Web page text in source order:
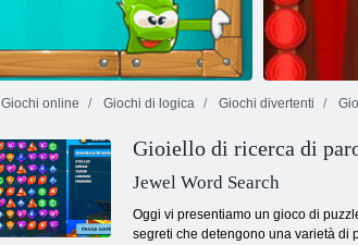
Il mondo delle parole di riempimento
Il mio libro di
avventura 2
Classic
Giochi online Giochi di logica Giochi divertenti
Gioiello di ricerca di
Jewel Word Search
Oggi vi presentiamo un gioco di
segreti che detengono una varietà di